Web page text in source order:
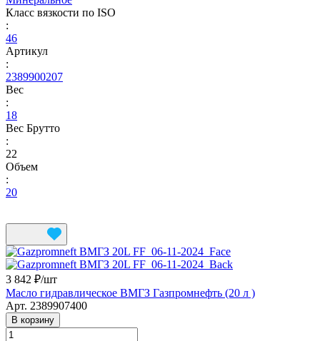
Класс вязкости по ISO
:
46
Артикул
:
2389900207
Вес
:
18
Вес Брутто
:
22
Объем
:
20
3 842 ₽/шт
Масло гидравлическое ВМГЗ Газпромнефть (20 л )
Арт. 2389907400
В корзину